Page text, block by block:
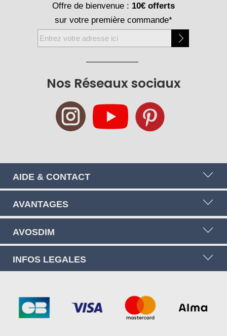
Nos Réseaux sociaux
Offre de bienvenue : 10€ offerts
sur votre première commande*
Inscription
à
AIDE & CONTACT
AVANTAGES
AVOSDIM
INFOS LEGALES